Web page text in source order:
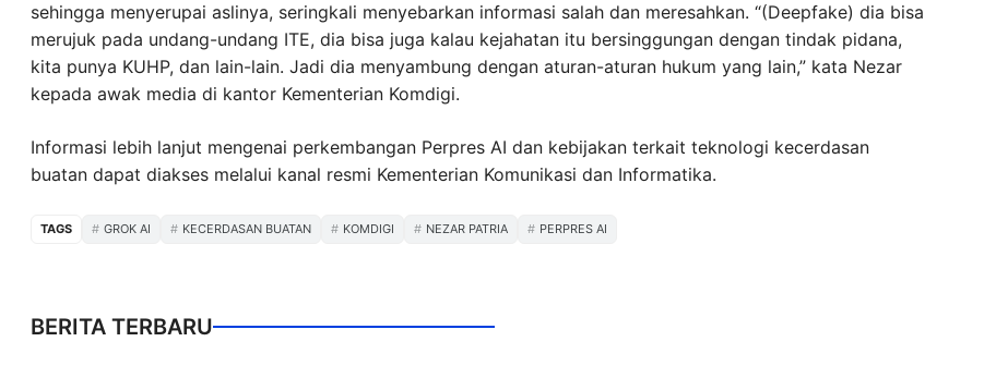
sehingga menyerupai aslinya, seringkali menyebarkan informasi salah dan meresahkan. “(Deepfake) dia bisa
merujuk pada undang-undang ITE, dia bisa juga kalau kejahatan itu bersinggungan dengan tindak pidana,
kita punya KUHP, dan lain-lain. Jadi dia menyambung dengan aturan-aturan hukum yang lain,” kata Nezar
kepada awak media di kantor Kementerian Komdigi.
Informasi lebih lanjut mengenai perkembangan Perpres AI dan kebijakan terkait teknologi kecerdasan
buatan dapat diakses melalui kanal resmi Kementerian Komunikasi dan Informatika.
TAGS GROK AI KECERDASAN BUATAN KOMDIGI NEZAR PATRIA PERPRES AI
BERITA TERBARU